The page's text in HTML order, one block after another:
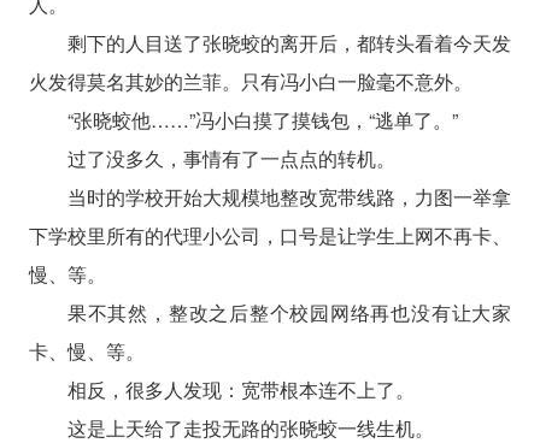
剩下的人目送了张晓蛟的离开后，都转头看着今天发
火发得莫名其妙的兰菲。只有冯小白一脸毫不意外。
“张晓蛟他……”冯小白摸了摸钱包，“逃单了。”
过了没多久，事情有了一点点的转机。
当时的学校开始大规模地整改宽带线路，力图一举拿
下学校里所有的代理小公司，口号是让学生上网不再卡、
慢、等。
果不其然，整改之后整个校园网络再也没有让大家
卡、慢、等。
相反，很多人发现：宽带根本连不上了。
这是上天给了走投无路的张晓蛟一线生机。